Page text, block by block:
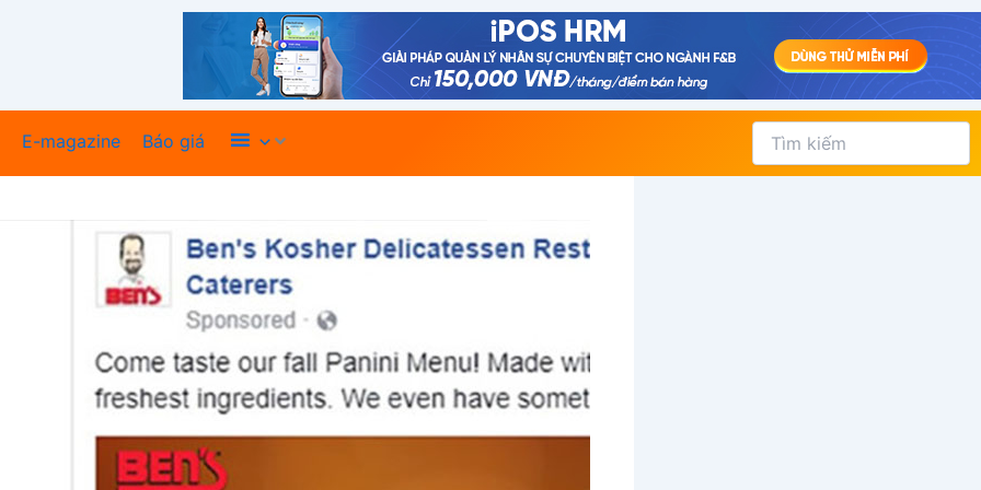
E-magazine Báo giá Xem thêm
Tìm
kiếm